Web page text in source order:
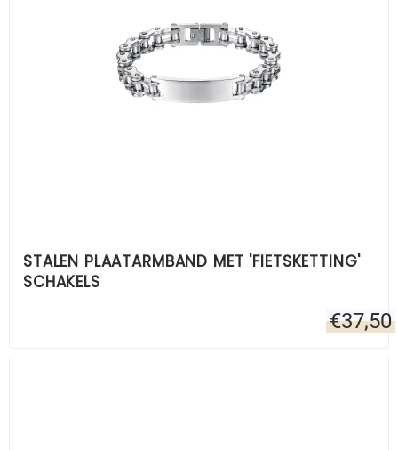
STALEN PLAATARMBAND MET 'FIETSKETTING'
SCHAKELS
€37,50